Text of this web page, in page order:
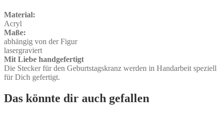
Material:
Acryl
Maße:
abhängig von der Figur
lasergraviert
Mit Liebe handgefertigt
Die Stecker für den Geburtstagskranz werden in Handarbeit speziell
für Dich gefertigt.
Das könnte dir auch gefallen